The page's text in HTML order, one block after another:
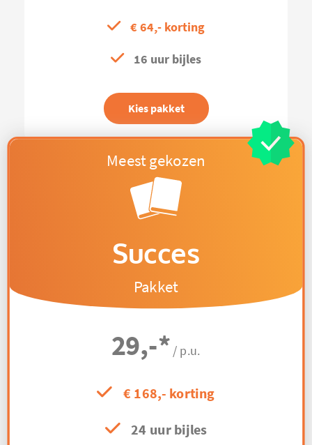
€ 64,- korting
16 uur bijles
Kies pakket
Succes
Pakket
29,-* / p.u.
€ 168,- korting
24 uur bijles